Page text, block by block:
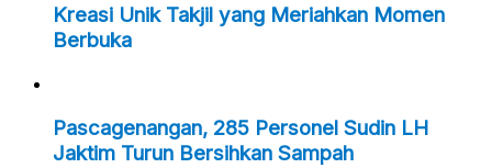
Kreasi Unik Takjil yang Meriahkan Momen
Berbuka
Pascagenangan, 285 Personel Sudin LH
Jaktim Turun Bersihkan Sampah